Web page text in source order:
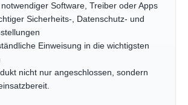
notwendiger Software, Treiber oder Apps
Sicherheits-, Datenschutz- und
Einweisung in die wichtigsten
nicht nur angeschlossen, sondern